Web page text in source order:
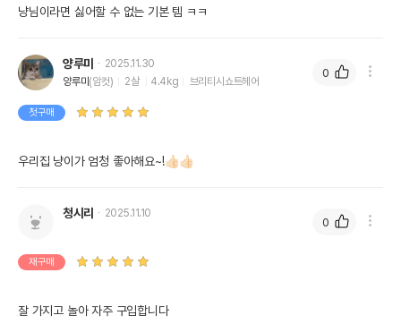
양루미
2025.11.30
양루미 (암컷) 2살 4.4kg 브리티시쇼트헤어
첫구매
우리집 냥이가 엄청 좋아해요~!👍🏻👍🏻
0
청시리 2025.11.10
재구매
잘 가지고 놀아 자주 구입합니다
0